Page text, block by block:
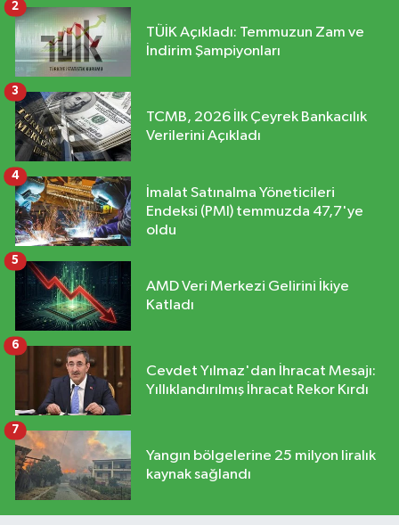
TÜİK Açıkladı: Temmuzun Zam ve
İndirim Şampiyonları
2
TCMB, 2026 İlk Çeyrek Bankacılık
Verilerini Açıkladı
3
İmalat Satınalma Yöneticileri
Endeksi (PMI) temmuzda 47,7'ye
oldu
4
AMD Veri Merkezi Gelirini İkiye
Katladı
5
Cevdet Yılmaz'dan İhracat Mesajı:
Yıllıklandırılmış İhracat Rekor Kırdı
6
Yangın bölgelerine 25 milyon liralık
kaynak sağlandı
7